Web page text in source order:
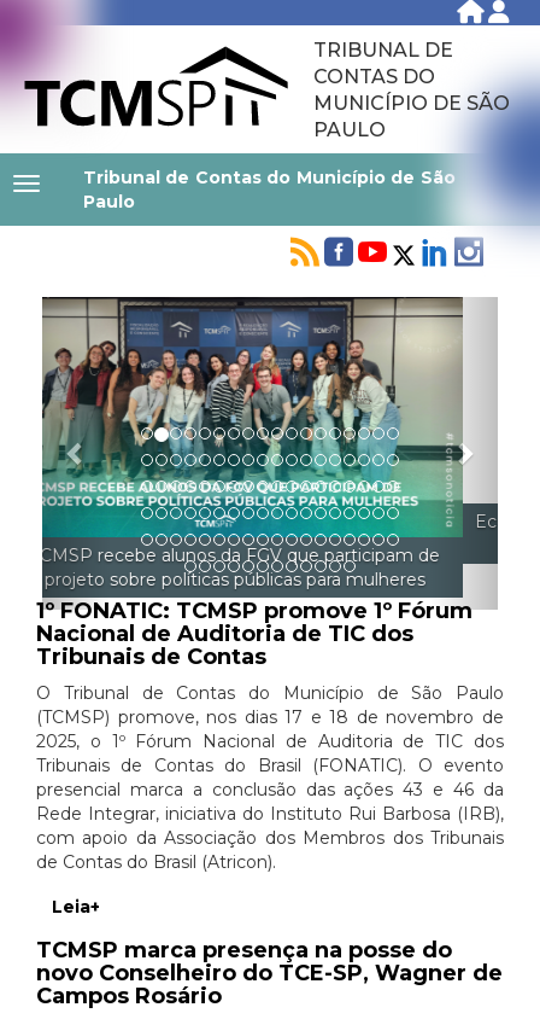
TRIBUNAL DE
CONTAS DO
MUNICÍPIO DE SÃO
PAULO
Tribunal de Contas do Município de São
Paulo
Ecos do Comportamento: Governança pessoal para
gerenciar a si mesmo
Previous Next
1º FONATIC: TCMSP promove 1º Fórum
Nacional de Auditoria de TIC dos
Tribunais de Contas
O Tribunal de Contas do Município de São Paulo
(TCMSP) promove, nos dias 17 e 18 de novembro de
2025, o 1º Fórum Nacional de Auditoria de TIC dos
Tribunais de Contas do Brasil (FONATIC). O evento
presencial marca a conclusão das ações 43 e 46 da
Rede Integrar, iniciativa do Instituto Rui Barbosa (IRB),
com apoio da Associação dos Membros dos Tribunais
de Contas do Brasil (Atricon).
Leia+
TCMSP marca presença na posse do
novo Conselheiro do TCE-SP, Wagner de
Campos Rosário